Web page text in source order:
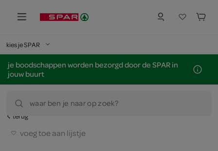
kies je SPAR
je boodschappen worden bezorgd door de SPAR in
jouw buurt
waar ben je naar op zoek?
terug
voeg toe aan lijstje